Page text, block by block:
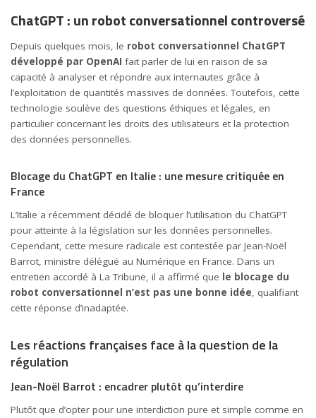
ChatGPT : un robot conversationnel controversé
Depuis quelques mois, le robot conversationnel ChatGPT
développé par OpenAI fait parler de lui en raison de sa
capacité à analyser et répondre aux internautes grâce à
l’exploitation de quantités massives de données. Toutefois, cette
technologie soulève des questions éthiques et légales, en
particulier concernant les droits des utilisateurs et la protection
des données personnelles.
Blocage du ChatGPT en Italie : une mesure critiquée en
France
L’Italie a récemment décidé de bloquer l’utilisation du ChatGPT
pour atteinte à la législation sur les données personnelles.
Cependant, cette mesure radicale est contestée par Jean-Noël
Barrot, ministre délégué au Numérique en France. Dans un
entretien accordé à La Tribune, il a affirmé que le blocage du
robot conversationnel n’est pas une bonne idée, qualifiant
cette réponse d’inadaptée.
Les réactions françaises face à la question de la
régulation
Jean-Noël Barrot : encadrer plutôt qu’interdire
Plutôt que d’opter pour une interdiction pure et simple comme en